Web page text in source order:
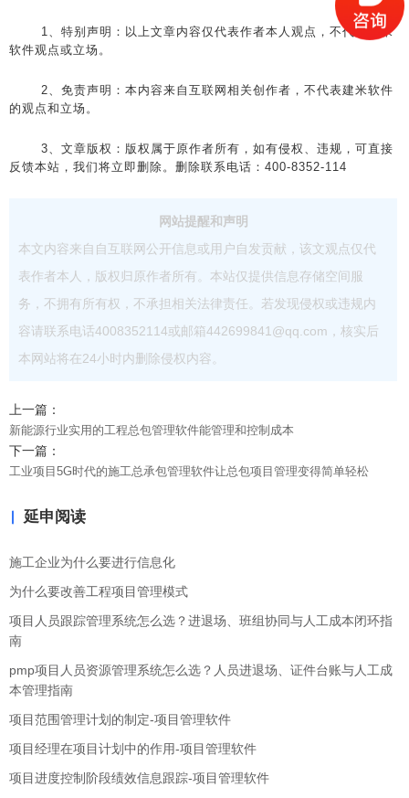
1、特别声明：以上文章内容仅代表作者本人观点，不代表建米
软件观点或立场。
2、免责声明：本内容来自互联网相关创作者，不代表建米软件
的观点和立场。
3、文章版权：版权属于原作者所有，如有侵权、违规，可直接
反馈本站，我们将立即删除。删除联系电话：400-8352-114
网站提醒和声明
本文内容来自自互联网公开信息或用户自发贡献，该文观点仅代
表作者本人，版权归原作者所有。本站仅提供信息存储空间服
务，不拥有所有权，不承担相关法律责任。若发现侵权或违规内
容请联系电话4008352114或邮箱442699841@qq.com，核实后
本网站将在24小时内删除侵权内容。
上一篇：
新能源行业实用的工程总包管理软件能管理和控制成本
下一篇：
工业项目5G时代的施工总承包管理软件让总包项目管理变得简单轻松
延申阅读
施工企业为什么要进行信息化
为什么要改善工程项目管理模式
项目人员跟踪管理系统怎么选？进退场、班组协同与人工成本闭环指
南
pmp项目人员资源管理系统怎么选？人员进退场、证件台账与人工成
本管理指南
项目范围管理计划的制定-项目管理软件
项目经理在项目计划中的作用-项目管理软件
项目进度控制阶段绩效信息跟踪-项目管理软件